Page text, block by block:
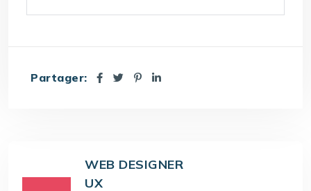
Partager:
WEB DESIGNER
UX